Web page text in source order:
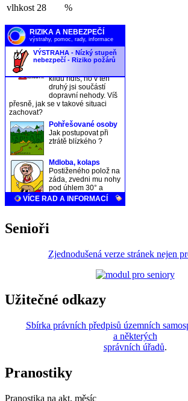
vlhkost 28 %
Senioři
Zjednodušená verze stránek nejen
Užitečné odkazy
Sbírka právních předpisů územních
a některých
správních úřadů.
Pranostiky
Pranostika na akt. měsíc